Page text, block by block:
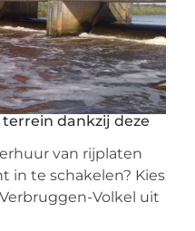
dankzij deze
van rijplaten
in te schakelen? Kies
Volkel uit